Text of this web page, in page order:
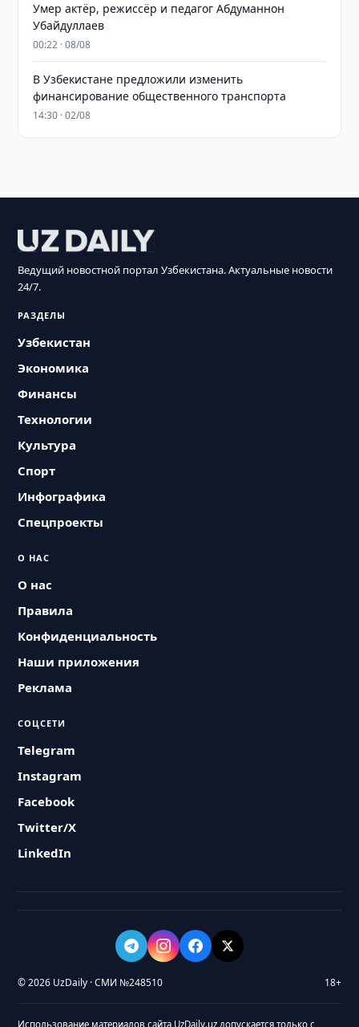
Умер актёр, режиссёр и педагог Абдуманнон
Убайдуллаев
00:22 · 08/08
В Узбекистане предложили изменить
финансирование общественного транспорта
14:30 · 02/08
Ведущий новостной портал Узбекистана. Актуальные новости
24/7.
РАЗДЕЛЫ
Узбекистан
Экономика
Финансы
Технологии
Культура
Спорт
Инфографика
Спецпроекты
О НАС
О нас
Правила
Конфиденциальность
Наши приложения
Реклама
СОЦСЕТИ
Telegram
Instagram
Facebook
Twitter/X
LinkedIn
© 2026 UzDaily · СМИ №248510 18+
Использование материалов сайта UzDaily.uz допускается только с